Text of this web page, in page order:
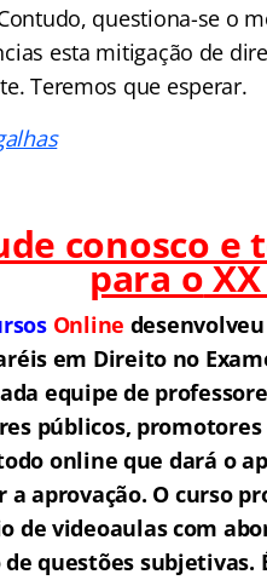
questiona-se o
esta mitigação de
Teremos que esperar.
conosco
para oXX
Online
em Direito no
equipe de
públicos,
online que dará o
a aprovação. O curso
de videoaulas com
de questões